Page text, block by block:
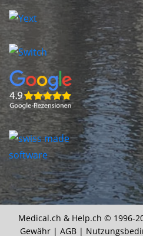
Medical.ch & Help.ch © 1996-
Gewähr | AGB|